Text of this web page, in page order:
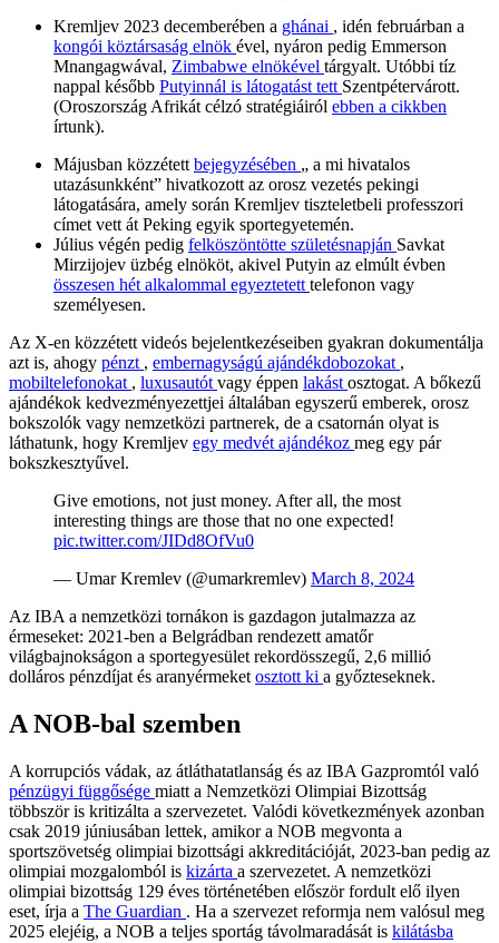
Kremljev 2023 decemberében a ghánai , idén februárban a
kongói köztársaság elnök ével, nyáron pedig Emmerson
Mnangagwával, Zimbabwe elnökével tárgyalt. Utóbbi tíz
nappal később Putyinnál is látogatást tett Szentpétervárott.
(Oroszország Afrikát célzó stratégiáiról ebben a cikkben
írtunk).
Májusban közzétett bejegyzésében „ a mi hivatalos
utazásunkként” hivatkozott az orosz vezetés pekingi
látogatására, amely során Kremljev tiszteletbeli professzori
címet vett át Peking egyik sportegyetemén.
Július végén pedig felköszöntötte születésnapján Savkat
Mirzijojev üzbég elnököt, akivel Putyin az elmúlt évben
összesen hét alkalommal egyeztetett telefonon vagy
személyesen.
Az X-en közzétett videós bejelentkezéseiben gyakran dokumentálja
azt is, ahogy pénzt , embernagyságú ajándékdobozokat ,
mobiltelefonokat , luxusautót vagy éppen lakást osztogat. A bőkezű
ajándékok kedvezményezettjei általában egyszerű emberek, orosz
bokszolók vagy nemzetközi partnerek, de a csatornán olyat is
láthatunk, hogy Kremljev egy medvét ajándékoz meg egy pár
bokszkesztyűvel.
Give emotions, not just money. After all, the most
interesting things are those that no one expected!
pic.twitter.com/JIDd8OfVu0
— Umar Kremlev (@umarkremlev) March 8, 2024
Az IBA a nemzetközi tornákon is gazdagon jutalmazza az
érmeseket: 2021-ben a Belgrádban rendezett amatőr
világbajnokságon a sportegyesület rekordösszegű, 2,6 millió
dolláros pénzdíjat és aranyérmeket osztott ki a győzteseknek.
A NOB-bal szemben
A korrupciós vádak, az átláthatatlanság és az IBA Gazpromtól való
pénzügyi függősége miatt a Nemzetközi Olimpiai Bizottság
többször is kritizálta a szervezetet. Valódi következmények azonban
csak 2019 júniusában lettek, amikor a NOB megvonta a
sportszövetség olimpiai bizottsági akkreditációját, 2023-ban pedig az
olimpiai mozgalomból is kizárta a szervezetet. A nemzetközi
olimpiai bizottság 129 éves történetében először fordult elő ilyen
eset, írja a The Guardian . Ha a szervezet reformja nem valósul meg
2025 elejéig, a NOB a teljes sportág távolmaradását is kilátásba